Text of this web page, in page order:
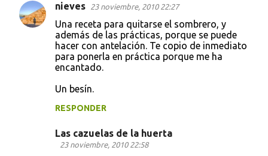
C
nieves 23 noviembre, 2010 22:27
Una receta para quitarse el sombrero, y
además de las prácticas, porque se puede
hacer con antelación. Te copio de inmediato
para ponerla en práctica porque me ha
encantado.
Un besín.
RESPONDER
Las cazuelas de la huerta
23 noviembre, 2010 22:58